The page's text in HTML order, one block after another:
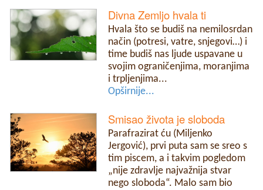
Divna Zemljo hvala ti
Hvala što se budiš na nemilosrdan
način (potresi, vatre, snjegovi…) i
time budiš nas ljude uspavane u
svojim ograničenjima, moranjima
i trpljenjima...
Opširnije...
Smisao života je sloboda
Parafrazirat ću (Miljenko
Jergović), prvi puta sam se sreo s
tim piscem, a i takvim pogledom
„nije zdravlje najvažnija stvar
nego sloboda“. Malo sam bio